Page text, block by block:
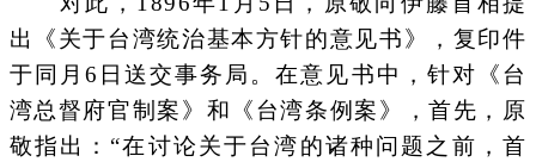
出《关于台湾统治基本方针的意见书》，复印件
于同月6日送交事务局。在意见书中，针对《台
湾总督府官制案》和《台湾条例案》，首先，原
敬指出：“在讨论关于台湾的诸种问题之前，首